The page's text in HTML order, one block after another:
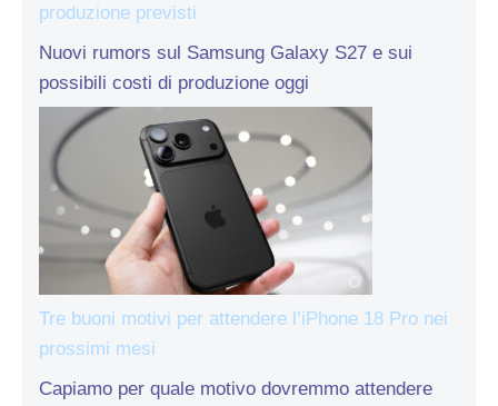
produzione previsti
Nuovi rumors sul Samsung Galaxy S27 e sui
possibili costi di produzione oggi
Tre buoni motivi per attendere l’iPhone 18 Pro nei
prossimi mesi
Capiamo per quale motivo dovremmo attendere